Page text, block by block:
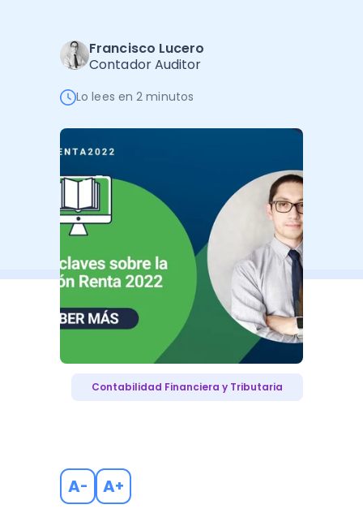
Ver todo
Ver Todo
Francisco Lucero
Contador Auditor
Lo lees en 2 minutos
Contabilidad Financiera y Tributaria
A- A+